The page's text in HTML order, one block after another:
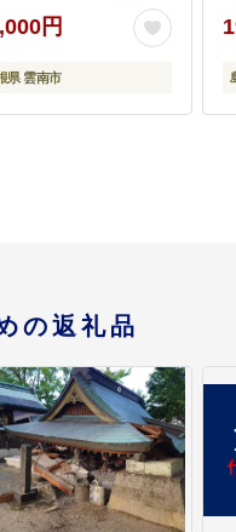
カ岡田監修・植物
の甘味料使用・国
造 島根県雲南市/株
円
県 雲南市
の返礼品